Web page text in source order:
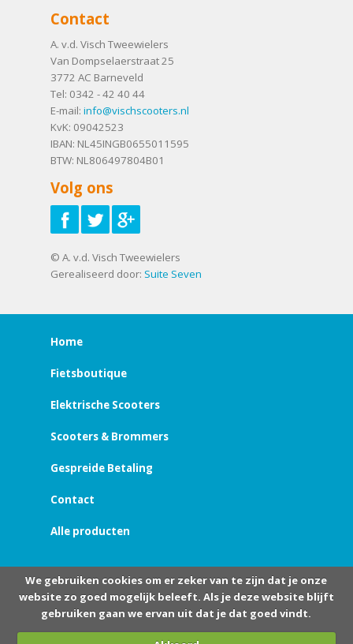
Contact
A. v.d. Visch Tweewielers
Van Dompselaerstraat 25
3772 AC Barneveld
Tel: 0342 - 42 40 44
E-mail: info@vischscooters.nl
KvK: 09042523
IBAN: NL45INGB0655011595
BTW: NL806497804B01
Volg ons
© A. v.d. Visch Tweewielers
Gerealiseerd door: Suite Seven
Home
Fietsboutique
Elektrische Scooters
Scooters & Brommers
Gespreide Betaling
Contact
Alle producten
We gebruiken cookies om er zeker van te zijn dat je onze
website zo goed mogelijk beleeft. Als je deze website blijft
gebruiken gaan we ervan uit dat je dat goed vindt.